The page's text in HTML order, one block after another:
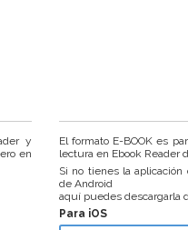
y
en
El formato E-BOOK es
lectura en Ebook Reader
Si no tienes la aplicación
de Android
aquí puedes descargarla
Para iOS